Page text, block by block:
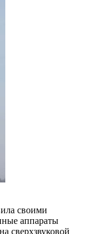
своими
аппараты
сверхзвуковой